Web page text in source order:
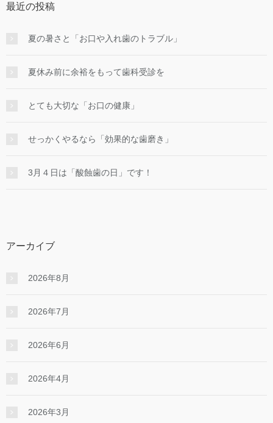
最近の投稿
夏の暑さと「お口や入れ歯のトラブル」
夏休み前に余裕をもって歯科受診を
とても大切な「お口の健康」
せっかくやるなら「効果的な⻭磨き」
3月４日は「酸蝕歯の日」です！
アーカイブ
2026年8月
2026年7月
2026年6月
2026年4月
2026年3月